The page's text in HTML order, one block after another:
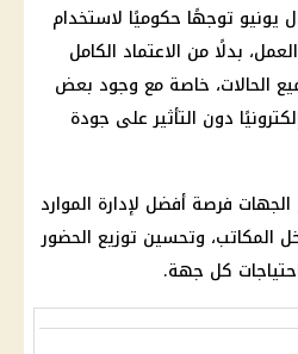
يونيو توجهًا حكوميًا لاستخدام
بدلًا من الاعتماد الكامل
الحالات، خاصة مع وجود بعض
دون التأثير على جودة
فرصة أفضل لإدارة الموارد
المكاتب، وتحسين توزيع الحضور
كل جهة.